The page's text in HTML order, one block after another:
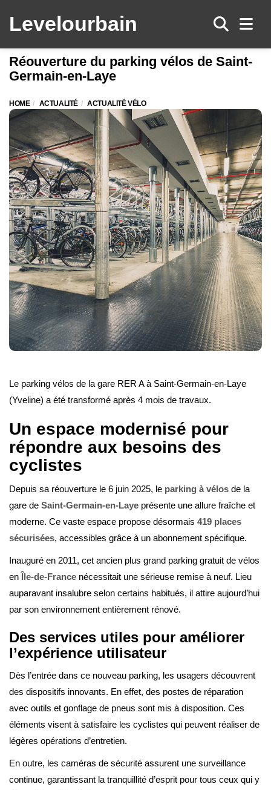
Levelourbain
Réouverture du parking vélos de Saint-
Germain-en-Laye
HOME ACTUALITÉ ACTUALITÉ VÉLO
Le parking vélos de la gare RER A à Saint-Germain-en-Laye
(Yveline) a été transformé après 4 mois de travaux.
Un espace modernisé pour
répondre aux besoins des
cyclistes
Depuis sa réouverture le 6 juin 2025, le parking à vélos de la
gare de Saint-Germain-en-Laye présente une allure fraîche et
moderne. Ce vaste espace propose désormais 419 places
sécurisées, accessibles grâce à un abonnement spécifique.
Inauguré en 2011, cet ancien plus grand parking gratuit de vélos
en Île-de-France nécessitait une sérieuse remise à neuf. Lieu
auparavant insalubre selon certains habitués, il attire aujourd’hui
par son environnement entièrement rénové.
Des services utiles pour améliorer
l’expérience utilisateur
Dès l’entrée dans ce nouveau parking, les usagers découvrent
des dispositifs innovants. En effet, des postes de réparation
avec outils et gonflage de pneus sont mis à disposition. Ces
éléments visent à satisfaire les cyclistes qui peuvent réaliser de
légères opérations d’entretien.
En outre, les caméras de sécurité assurent une surveillance
continue, garantissant la tranquillité d’esprit pour tous ceux qui y